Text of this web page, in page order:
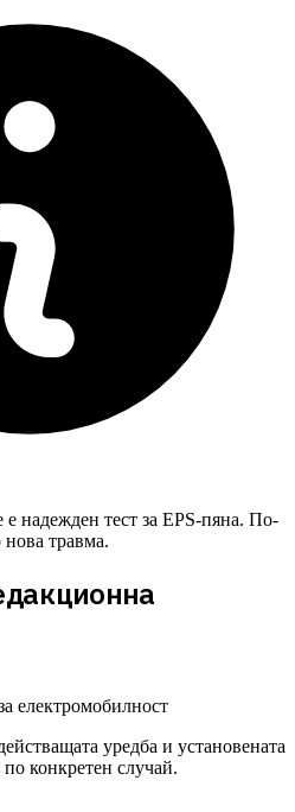
е надежден тест за EPS-пяна. По-
нова травма.
електромобилност
уредба и установената
конкретен случай.